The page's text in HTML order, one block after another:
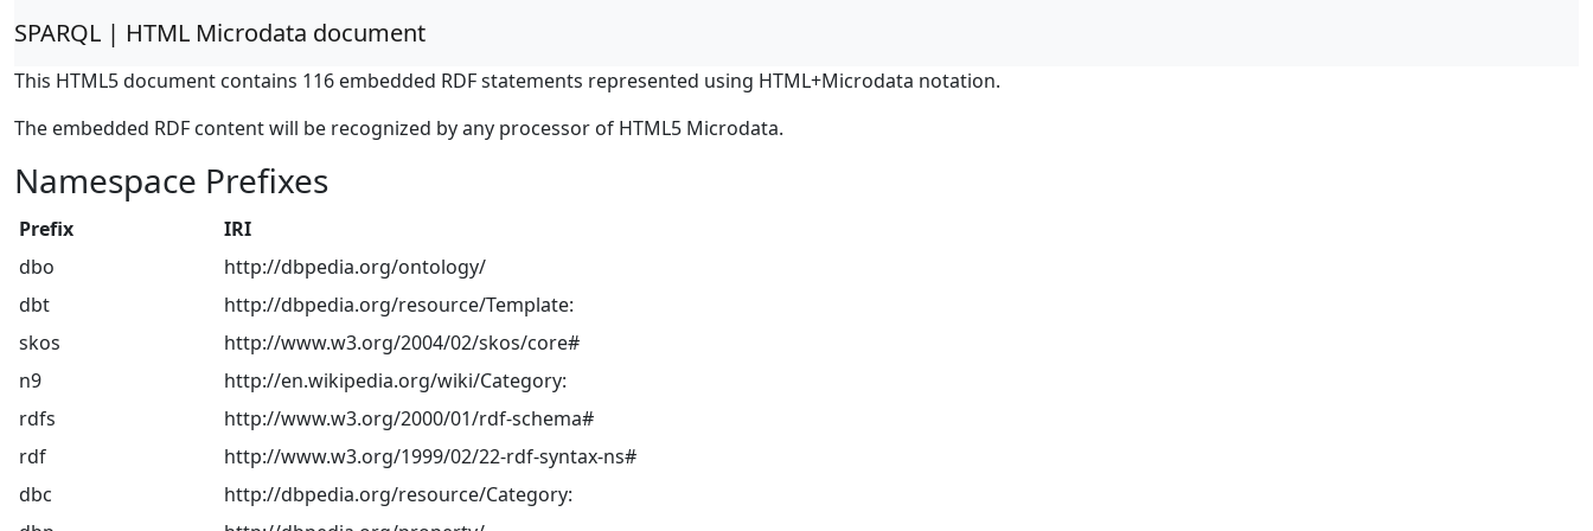
SPARQL | HTML Microdata document
This HTML5 document contains 116 embedded RDF statements represented using HTML+Microdata notation.
The embedded RDF content will be recognized by any processor of HTML5 Microdata.
Namespace Prefixes
Prefix
IRI
dbo
http://dbpedia.org/ontology/
dbt
http://dbpedia.org/resource/Template:
skos
http://www.w3.org/2004/02/skos/core#
n9
http://en.wikipedia.org/wiki/Category:
rdfs
http://www.w3.org/2000/01/rdf-schema#
rdf
http://www.w3.org/1999/02/22-rdf-syntax-ns#
dbc
http://dbpedia.org/resource/Category: